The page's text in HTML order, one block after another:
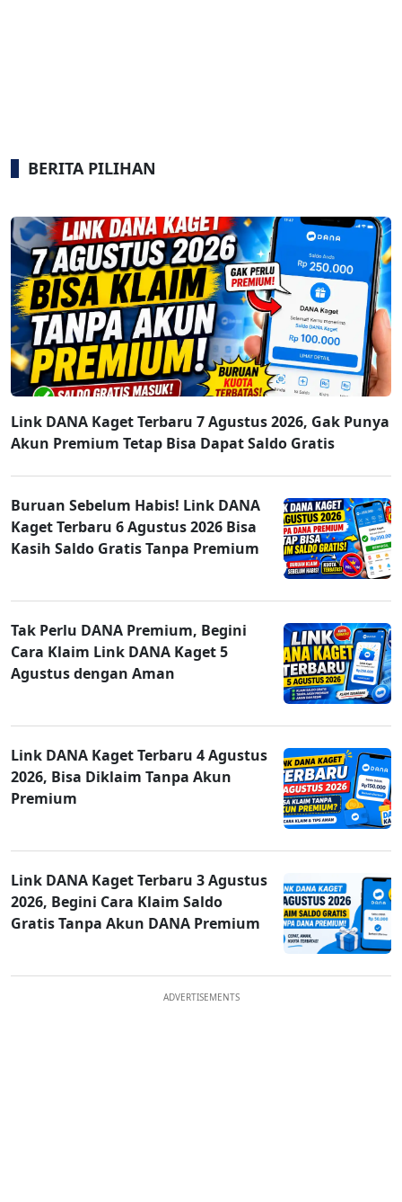
BERITA PILIHAN
Link DANA Kaget Terbaru 7 Agustus 2026, Gak Punya
Akun Premium Tetap Bisa Dapat Saldo Gratis
Buruan Sebelum Habis! Link DANA
Kaget Terbaru 6 Agustus 2026 Bisa
Kasih Saldo Gratis Tanpa Premium
Tak Perlu DANA Premium, Begini
Cara Klaim Link DANA Kaget 5
Agustus dengan Aman
Link DANA Kaget Terbaru 4 Agustus
2026, Bisa Diklaim Tanpa Akun
Premium
Link DANA Kaget Terbaru 3 Agustus
2026, Begini Cara Klaim Saldo
Gratis Tanpa Akun DANA Premium
ADVERTISEMENTS